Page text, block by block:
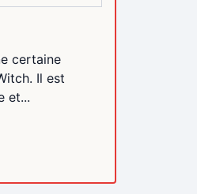
certaine
Il est
et...